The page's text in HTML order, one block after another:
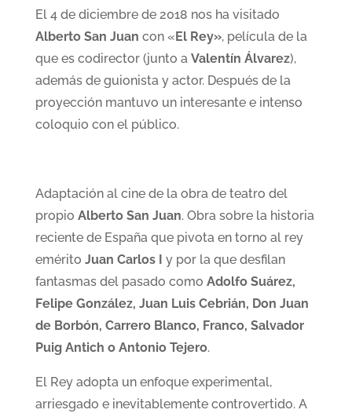
El 4 de diciembre de 2018 nos ha visitado
Alberto San Juan con «El Rey», película de la
que es codirector (junto a Valentín Álvarez),
además de guionista y actor. Después de la
proyección mantuvo un interesante e intenso
coloquio con el público.
Adaptación al cine de la obra de teatro del
propio Alberto San Juan. Obra sobre la historia
reciente de España que pivota en torno al rey
emérito Juan Carlos I y por la que desfilan
fantasmas del pasado como Adolfo Suárez,
Felipe González, Juan Luis Cebrián, Don Juan
de Borbón, Carrero Blanco, Franco, Salvador
Puig Antich o Antonio Tejero.
El Rey adopta un enfoque experimental,
arriesgado e inevitablemente controvertido. A